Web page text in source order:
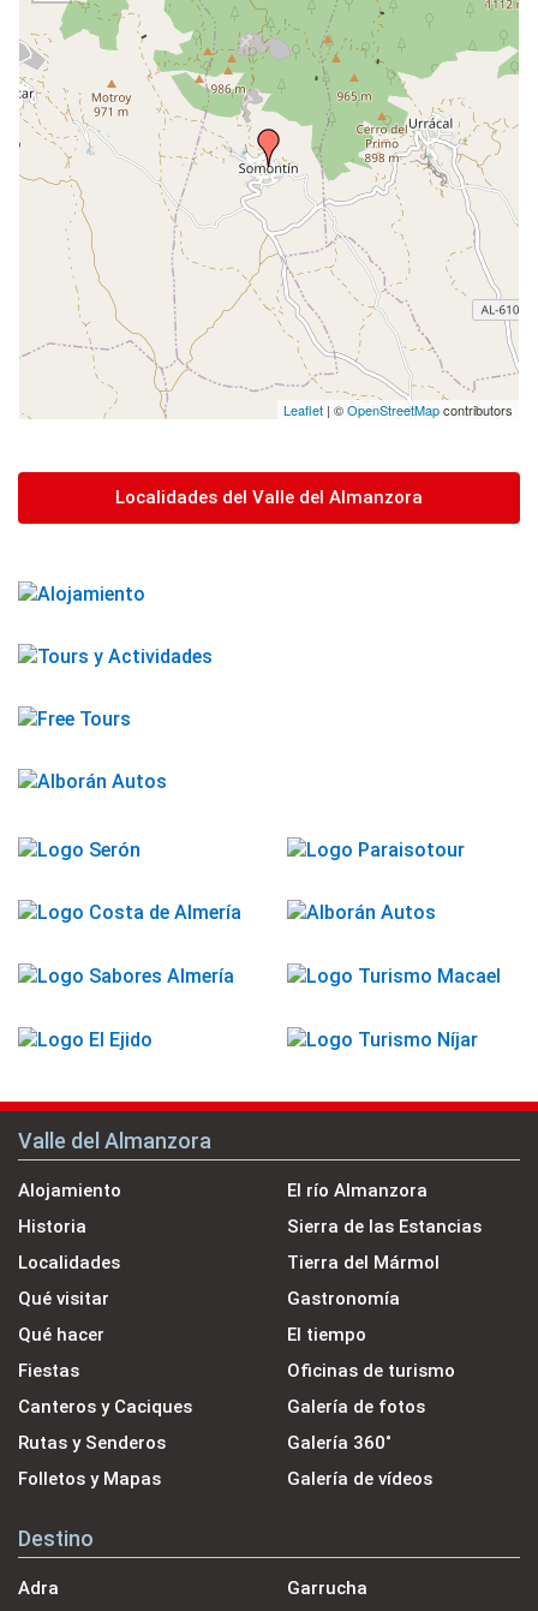
Leaflet | ©OpenStreetMapcontributors
Localidades del Valle del Almanzora
Valle del Almanzora
Alojamiento
Historia
Localidades
Qué visitar
Qué hacer
Fiestas
Canteros y Caciques
Rutas y Senderos
Folletos y Mapas
El río Almanzora
Sierra de las Estancias
Tierra del Mármol
Gastronomía
El tiempo
Oficinas de turismo
Galería de fotos
Galería 360˚
Galería de vídeos
Destino
Adra
Garrucha